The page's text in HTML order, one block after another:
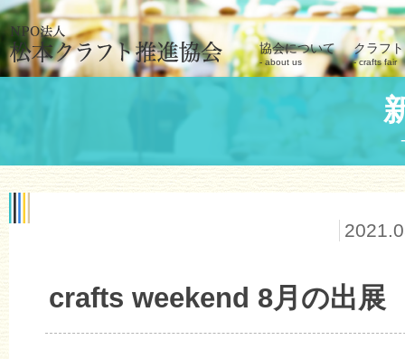
協会について
about us
クラフ
crafts fair
crafts weekend 8月の出展